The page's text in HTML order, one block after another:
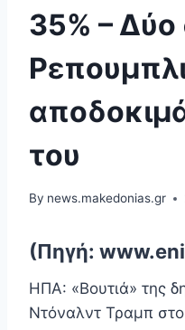
35% –
του
By news.makedonias.gr
(Πηγή:
ΗΠΑ: «Βουτιά» της
Ντόναλντ Τραμπ